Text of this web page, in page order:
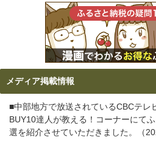
メディア掲載情報
■中部地方で放送されているCBCテレ
BUY10達人が教える！コーナーにて
選を紹介させていただきました。（